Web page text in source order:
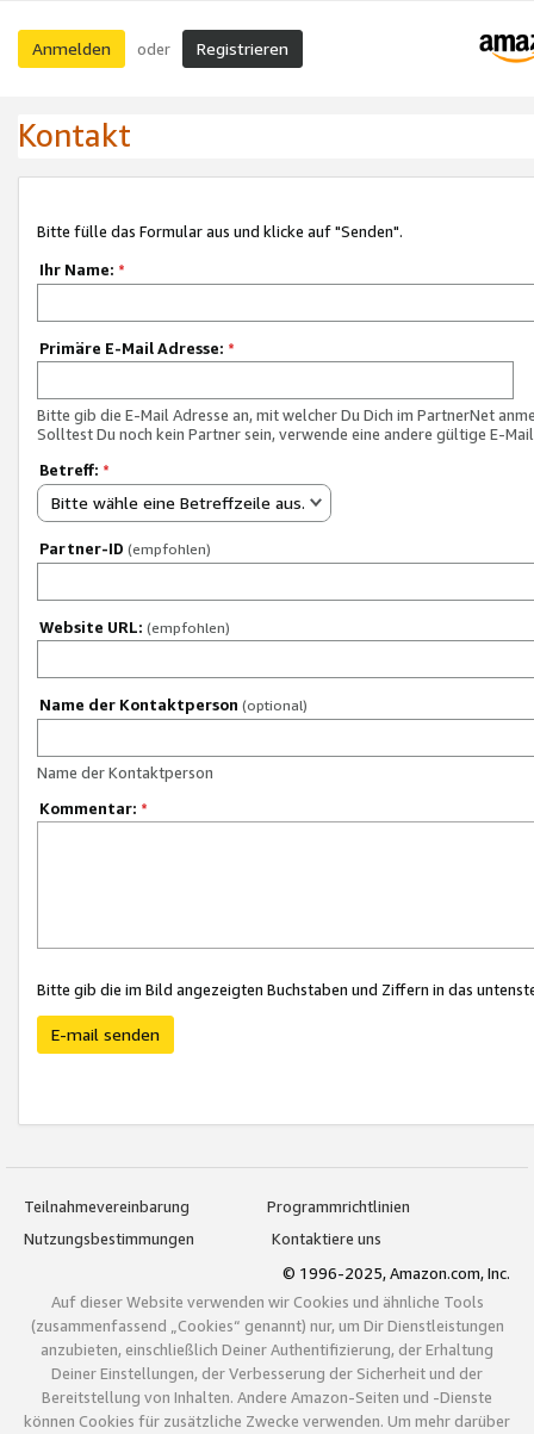
Anmelden oder Registrieren
Kontakt
Bitte fülle das Formular aus und klicke auf "Senden".
Ihr Name: *
Primäre E-Mail Adresse: *
Bitte gib die E-Mail Adresse an, mit welcher Du Dich im PartnerNet
Solltest Du noch kein Partner sein, verwende eine andere gültige E-
Betreff: *
Bitte wähle eine Betreffzeile aus.
Partner-ID (empfohlen)
Website URL: (empfohlen)
Name der Kontaktperson (optional)
Name der Kontaktperson
Kommentar: *
Bitte gib die im Bild angezeigten Buchstaben und Ziffern in das
E-mail senden
Teilnahmevereinbarung
Programmrichtlinien
Nutzungsbestimmungen
Kontaktiere uns
© 1996-2025, Amazon.com, Inc.
Auf dieser Website verwenden wir Cookies und ähnliche Tools
(zusammenfassend „Cookies“ genannt) nur, um Dir Dienstleistungen
anzubieten, einschließlich Deiner Authentifizierung, der Erhaltung
Deiner Einstellungen, der Verbesserung der Sicherheit und der
Bereitstellung von Inhalten. Andere Amazon-Seiten und -Dienste
können Cookies für zusätzliche Zwecke verwenden. Um mehr darüber